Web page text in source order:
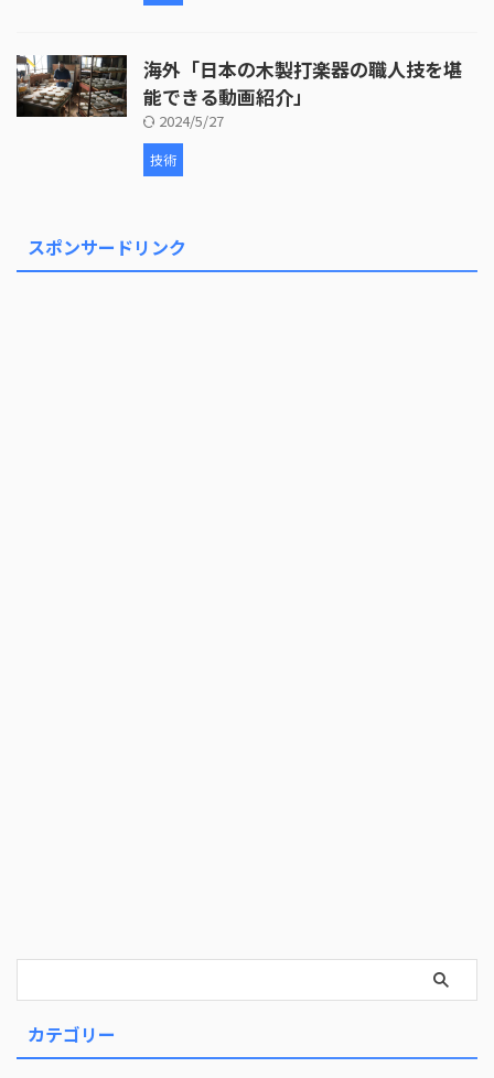
海外「日本の木製打楽器の職人技を堪
能できる動画紹介」
2024/5/27
技術
スポンサードリンク
カテゴリー